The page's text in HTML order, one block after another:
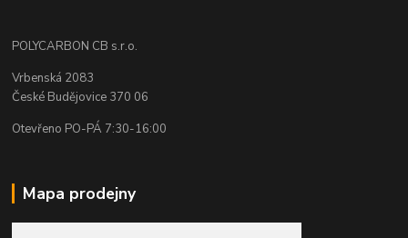
POLYCARBON CB s.r.o.
Vrbenská 2083
České Budějovice 370 06
Otevřeno PO-PÁ 7:30-16:00
Mapa prodejny